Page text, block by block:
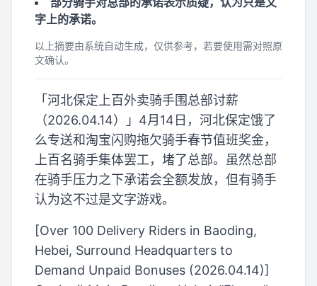
字上的承诺。
以上摘要由系统自动生成，仅供参考，若要使用需对照原
文确认。
「河北保定上百外卖骑手围总部讨薪
（2026.04.14）」4月14日，河北保定饿了
么专送和淘宝闪购拖欠骑手春节值班奖金，
上百名骑手集体罢工，堵了总部。虽然总部
在骑手压力之下承诺会全额发放，但有骑手
认为这不过是文字游戏。
[Over 100 Delivery Riders in Baoding,
Hebei, Surround Headquarters to
Demand Unpaid Bonuses (2026.04.14)]